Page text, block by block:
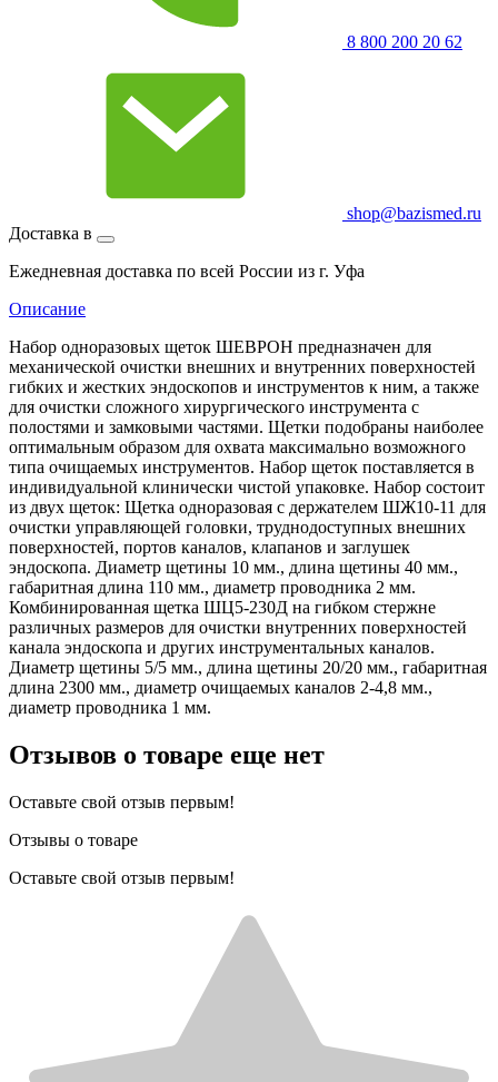
8 800 200 20 62
shop@bazismed.ru
Доставка в
Ежедневная доставка по всей России из г. Уфа
Описание
Набор одноразовых щеток ШЕВРОН предназначен для
механической очистки внешних и внутренних поверхностей
гибких и жестких эндоскопов и инструментов к ним, а также
для очистки сложного хирургического инструмента с
полостями и замковыми частями. Щетки подобраны наиболее
оптимальным образом для охвата максимально возможного
типа очищаемых инструментов. Набор щеток поставляется в
индивидуальной клинически чистой упаковке. Набор состоит
из двух щеток: Щетка одноразовая с держателем ШЖ10-11 для
очистки управляющей головки, труднодоступных внешних
поверхностей, портов каналов, клапанов и заглушек
эндоскопа. Диаметр щетины 10 мм., длина щетины 40 мм.,
габаритная длина 110 мм., диаметр проводника 2 мм.
Комбинированная щетка ШЦ5-230Д на гибком стержне
различных размеров для очистки внутренних поверхностей
канала эндоскопа и других инструментальных каналов.
Диаметр щетины 5/5 мм., длина щетины 20/20 мм., габаритная
длина 2300 мм., диаметр очищаемых каналов 2-4,8 мм.,
диаметр проводника 1 мм.
Отзывов о товаре еще нет
Оставьте свой отзыв первым!
Отзывы о товаре
Оставьте свой отзыв первым!